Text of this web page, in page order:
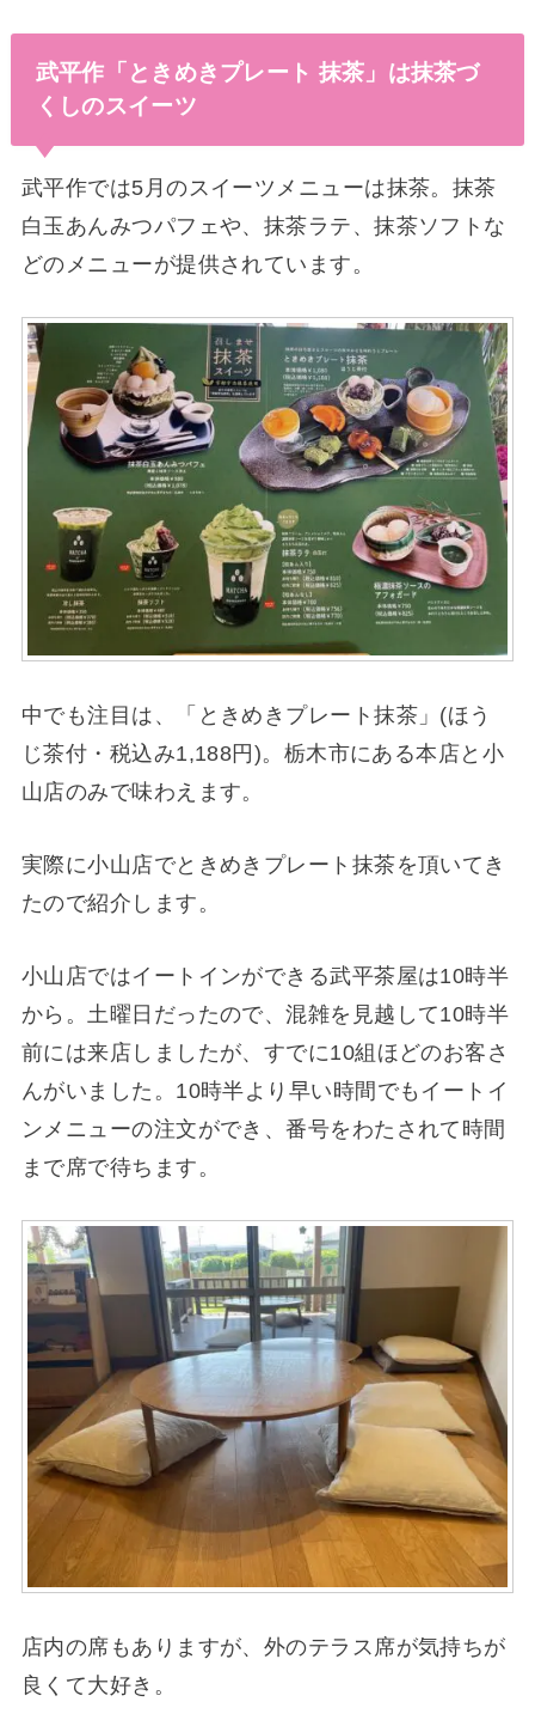
武平作「ときめきプレート 抹茶」は抹茶づ
くしのスイーツ
武平作では5月のスイーツメニューは抹茶。抹茶
白玉あんみつパフェや、抹茶ラテ、抹茶ソフトな
どのメニューが提供されています。
中でも注目は、「ときめきプレート抹茶」(ほう
じ茶付・税込み1,188円)。栃木市にある本店と小
山店のみで味わえます。
実際に小山店でときめきプレート抹茶を頂いてき
たので紹介します。
小山店ではイートインができる武平茶屋は10時半
から。土曜日だったので、混雑を見越して10時半
前には来店しましたが、すでに10組ほどのお客さ
んがいました。10時半より早い時間でもイートイ
ンメニューの注文ができ、番号をわたされて時間
まで席で待ちます。
店内の席もありますが、外のテラス席が気持ちが
良くて大好き。